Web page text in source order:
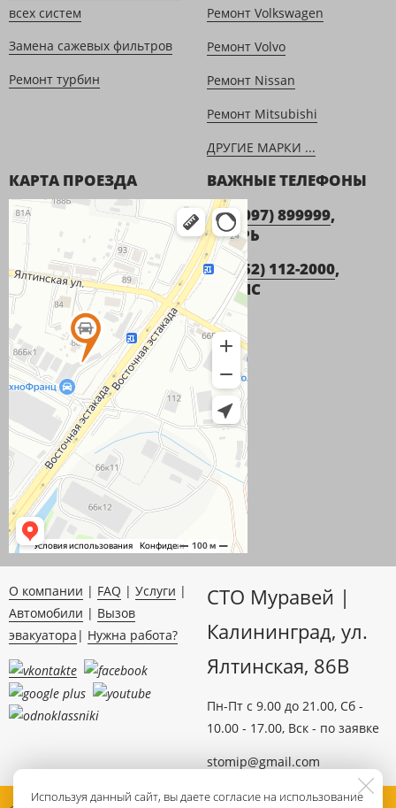
всех систем
Замена сажевых фильтров
Ремонт турбин
Ремонт Volkswagen
Ремонт Volvo
Ремонт Nissan
Ремонт Mitsubishi
ДРУГИЕ МАРКИ ...
КАРТА ПРОЕЗДА
ВАЖНЫЕ ТЕЛЕФОНЫ
+7 (9097) 899999,
ИГОРЬ
+7 (952) 112-2000,
ДЕНИС
О компании | FAQ | Услуги |
Автомобили | Вызов
эвакуатора | Нужна работа?
СТО Муравей |
Калининград, ул.
Ялтинская, 86B
Пн-Пт c 9.00 до 21.00, Сб -
10.00 - 17.00, Вск - по заявке
stomip@gmail.com
Используя данный сайт, вы даете согласие на использование